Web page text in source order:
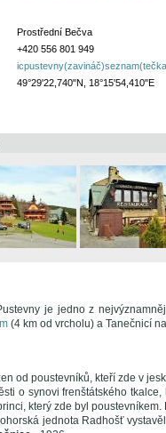
Prostřední Bečva
+420 556 801 949
49°29'22,740"N, 18°15'54,410"E
je jedno z
(4 km od vrcholu) a Tanečnicí
od poustevníků, kteří zde v
o synovi frenštátského
který zde byl
jednota Radhošť